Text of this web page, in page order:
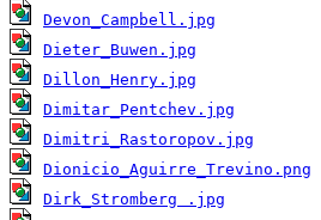
Devon_Campbell.jpg
Dieter_Buwen.jpg
Dillon_Henry.jpg
Dimitar_Pentchev.jpg
Dimitri_Rastoropov.jpg
Dionicio_Aguirre_Trevino.png
Dirk_Stromberg .jpg